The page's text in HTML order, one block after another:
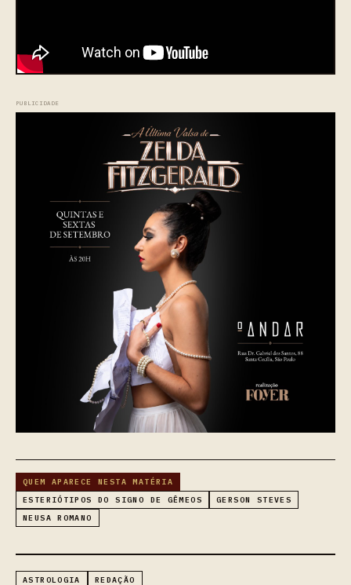
PUBLICIDADE
QUEM APARECE NESTA MATÉRIA
ESTERIÓTIPOS DO SIGNO DE GÊMEOS
GERSON STEVES
NEUSA ROMANO
ASTROLOGIA REDAÇÃO